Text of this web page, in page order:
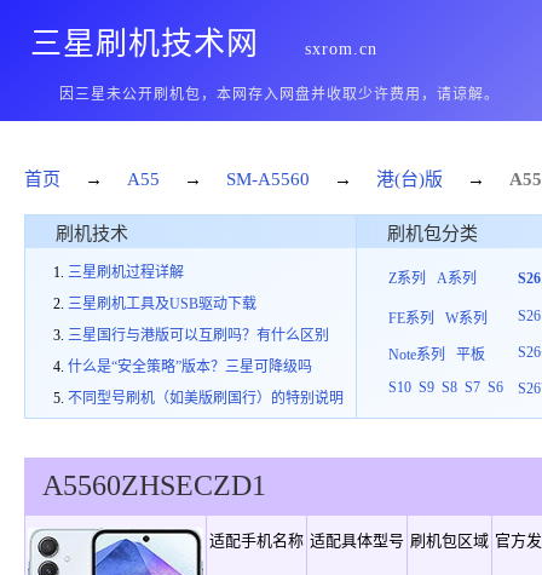
三星刷机技术网 sxrom.cn
因三星未公开刷机包，本网存入网盘并收取少许费用，请谅解。
首页 → A55 → SM-A5560 → 港(台)版 →
刷机技术
三星刷机过程详解
三星刷机工具及USB驱动下载
三星国行与港版可以互刷吗？有什么区别
什么是“安全策略”版本？三星可降级吗
不同型号刷机（如美版刷国行）的特别说明
刷机包分类
Z系列 A系列
FE系列 W系列
Note系列
平板
S10 S9 S8 S7 S6
S26
A5560ZHSECZD1
适配手机名称 适配具体型号 刷机包区域 官方